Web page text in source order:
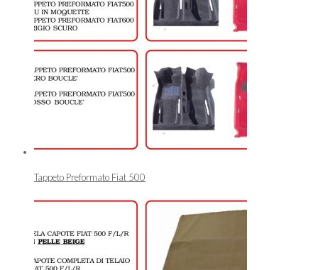
Tappeto Preformato Fiat 500